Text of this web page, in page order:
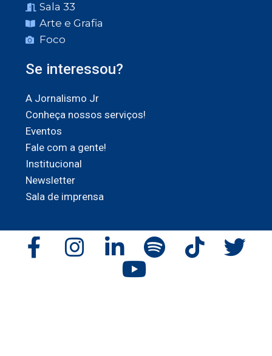
Sala 33
Arte e Grafia
Foco
Se interessou?
A Jornalismo Jr
Conheça nossos serviços!
Eventos
Fale com a gente!
Institucional
Newsletter
Sala de imprensa